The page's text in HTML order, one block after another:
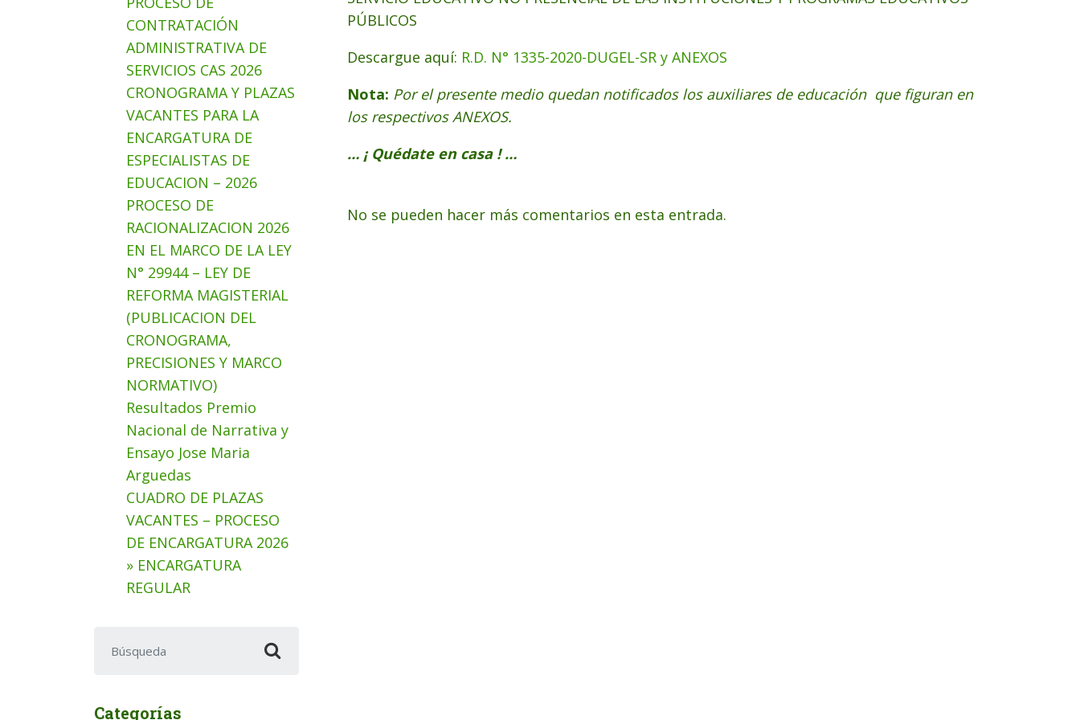
PÚBLICOS
Descargue aquí: R.D. N° 1335-2020-DUGEL-SR y ANEXOS
Nota: Por el presente medio quedan notificados los auxiliares de educación que figuran en
los respectivos ANEXOS.
… ¡ Quédate en casa ! …
No se pueden hacer más comentarios en esta entrada.
CONTRATACIÓN
ADMINISTRATIVA DE
SERVICIOS CAS 2026
CRONOGRAMA Y PLAZAS
VACANTES PARA LA
ENCARGATURA DE
ESPECIALISTAS DE
EDUCACION – 2026
PROCESO DE
RACIONALIZACION 2026
EN EL MARCO DE LA LEY
N° 29944 – LEY DE
REFORMA MAGISTERIAL
(PUBLICACION DEL
CRONOGRAMA,
PRECISIONES Y MARCO
NORMATIVO)
Resultados Premio
Nacional de Narrativa y
Ensayo Jose Maria
Arguedas
CUADRO DE PLAZAS
VACANTES – PROCESO
DE ENCARGATURA 2026
» ENCARGATURA
REGULAR
Categorías